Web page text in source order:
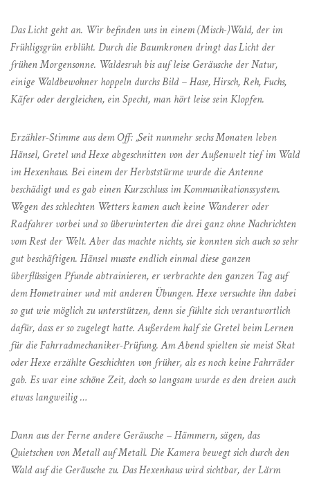
Das Licht geht an. Wir befinden uns in einem (Misch-)Wald, der im
Frühligsgrün erblüht. Durch die Baumkronen dringt das Licht der
frühen Morgensonne. Waldesruh bis auf leise Geräusche der Natur,
einige Waldbewohner hoppeln durchs Bild – Hase, Hirsch, Reh, Fuchs,
Käfer oder dergleichen, ein Specht, man hört leise sein Klopfen.
Erzähler-Stimme aus dem Off: „Seit nunmehr sechs Monaten leben
Hänsel, Gretel und Hexe abgeschnitten von der Außenwelt tief im Wald
im Hexenhaus. Bei einem der Herbststürme wurde die Antenne
beschädigt und es gab einen Kurzschluss im Kommunikationssystem.
Wegen des schlechten Wetters kamen auch keine Wanderer oder
Radfahrer vorbei und so überwinterten die drei ganz ohne Nachrichten
vom Rest der Welt. Aber das machte nichts, sie konnten sich auch so sehr
gut beschäftigen. Hänsel musste endlich einmal diese ganzen
überflüssigen Pfunde abtrainieren, er verbrachte den ganzen Tag auf
dem Hometrainer und mit anderen Übungen. Hexe versuchte ihn dabei
so gut wie möglich zu unterstützen, denn sie fühlte sich verantwortlich
dafür, dass er so zugelegt hatte. Außerdem half sie Gretel beim Lernen
für die Fahrradmechaniker-Prüfung. Am Abend spielten sie meist Skat
oder Hexe erzählte Geschichten von früher, als es noch keine Fahrräder
gab. Es war eine schöne Zeit, doch so langsam wurde es den dreien auch
etwas langweilig …
Dann aus der Ferne andere Geräusche – Hämmern, sägen, das
Quietschen von Metall auf Metall. Die Kamera bewegt sich durch den
Wald auf die Geräusche zu. Das Hexenhaus wird sichtbar, der Lärm